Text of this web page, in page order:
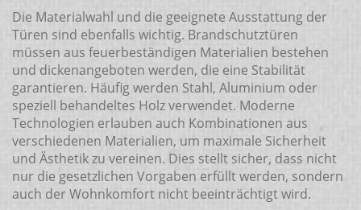
Die Materialwahl und die geeignete Ausstattung der
Türen sind ebenfalls wichtig. Brandschutztüren
müssen aus feuerbeständigen Materialien bestehen
und dickenangeboten werden, die eine Stabilität
garantieren. Häufig werden Stahl, Aluminium oder
speziell behandeltes Holz verwendet. Moderne
Technologien erlauben auch Kombinationen aus
verschiedenen Materialien, um maximale Sicherheit
und Ästhetik zu vereinen. Dies stellt sicher, dass nicht
nur die gesetzlichen Vorgaben erfüllt werden, sondern
auch der Wohnkomfort nicht beeinträchtigt wird.